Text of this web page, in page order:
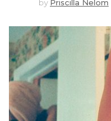
by Priscilla Nelom